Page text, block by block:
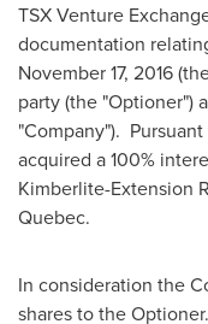
TSX Venture
documentation
November 17, 2016
party (the "Optioner")
"Company").
acquired a 100%
Kimberlite-Extension
Quebec.
In consideration the
shares to the Optioner.